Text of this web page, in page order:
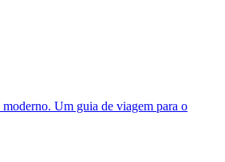
Um guia de viagem para o